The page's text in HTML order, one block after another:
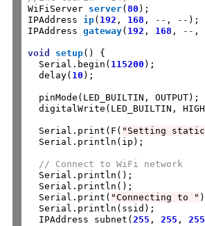
WiFiServer server(80 );
IPAddress ip( 192 , 168 , -- , -- );
IPAddress gateway( 192 , 168 , -- ,
void setup() {
  Serial.begin(
115200 );
  delay(
10 );
  digitalWrite(LED_BUILTIN, HIGH);
  Serial.print(F(
"Setting
// Connect to WiFi network
  Serial.print(
"Connecting to "
  IPAddress subnet(
255 , 255 , 255